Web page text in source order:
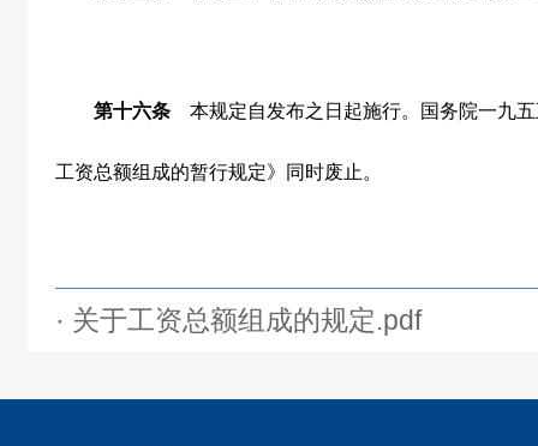
第十六条 本规定自发布之日起施行。国务院一九
工资总额组成的暂行规定》同时废止。
· 关于工资总额组成的规定.pdf